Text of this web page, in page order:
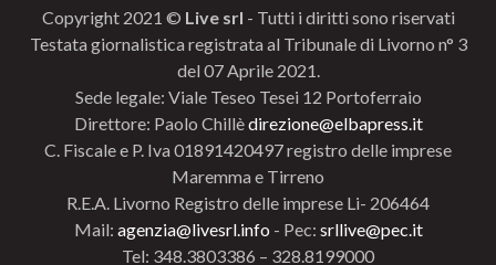
Copyright 2021 © Live srl - Tutti i diritti sono riservati
Testata giornalistica registrata al Tribunale di Livorno n° 3
del 07 Aprile 2021.
Sede legale: Viale Teseo Tesei 12 Portoferraio
Direttore: Paolo Chillèdirezione@elbapress.it
C. Fiscale e P. Iva 01891420497 registro delle imprese
Maremma e Tirreno
R.E.A. Livorno Registro delle imprese Li- 206464
Mail: agenzia@livesrl.info - Pec: srllive@pec.it
Tel: 348.3803386 – 328.8199000